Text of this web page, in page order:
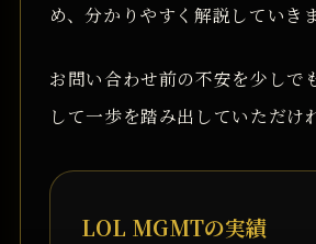
め、分かりやすく解説していきま
お問い合わせ前の不安を少しで
して一歩を踏み出していただけ
LOL MGMTの実績